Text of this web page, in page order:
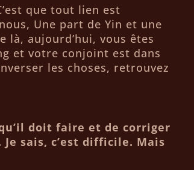
que tout lien est
Une part de Yin et une
là, aujourd’hui, vous êtes
et votre conjoint est dans
les choses, retrouvez
doit faire et de corriger
sais, c’est difficile. Mais